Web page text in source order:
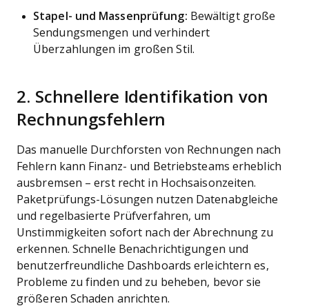
Stapel- und Massenprüfung: Bewältigt große
Sendungsmengen und verhindert
Überzahlungen im großen Stil.
2. Schnellere Identifikation von
Rechnungsfehlern
Das manuelle Durchforsten von Rechnungen nach
Fehlern kann Finanz- und Betriebsteams erheblich
ausbremsen – erst recht in Hochsaisonzeiten.
Paketprüfungs-Lösungen nutzen Datenabgleiche
und regelbasierte Prüfverfahren, um
Unstimmigkeiten sofort nach der Abrechnung zu
erkennen. Schnelle Benachrichtigungen und
benutzerfreundliche Dashboards erleichtern es,
Probleme zu finden und zu beheben, bevor sie
größeren Schaden anrichten.